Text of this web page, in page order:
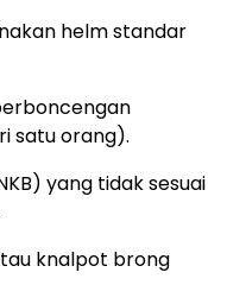
helm standar
satu orang).
yang tidak sesuai
knalpot brong